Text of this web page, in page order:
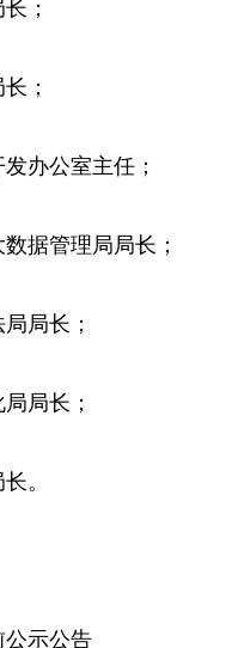
；
；
办公室主任；
据管理局局长；
局长；
局长；
。
公示公告